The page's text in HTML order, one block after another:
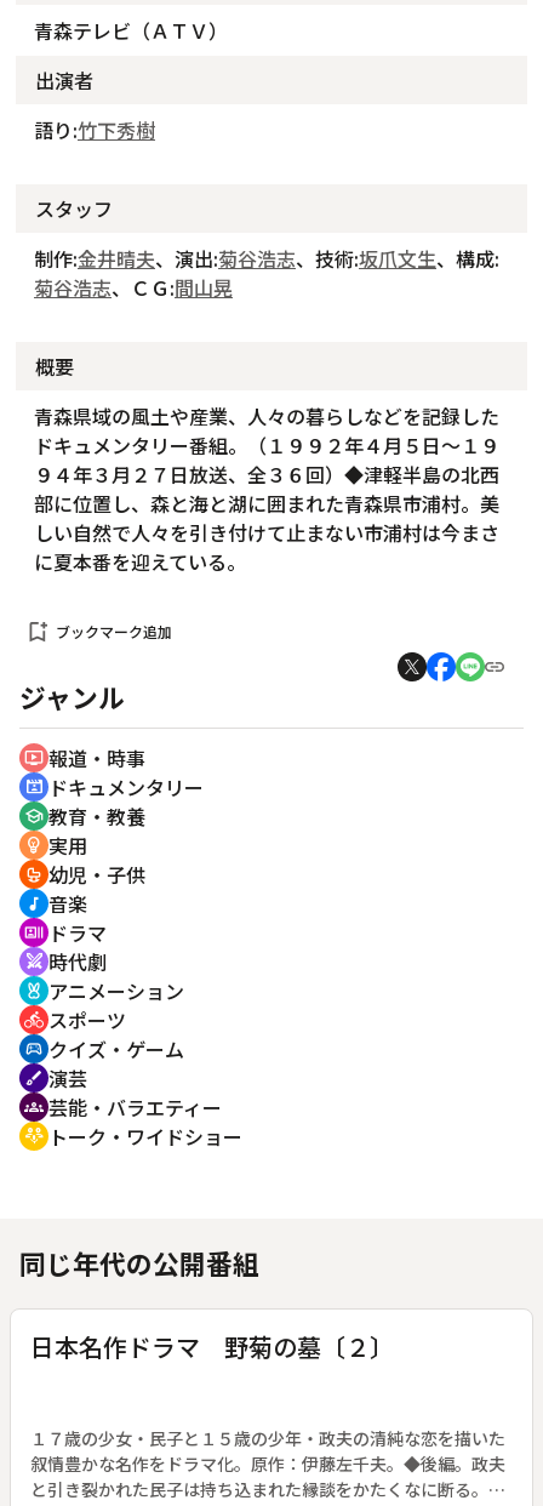
青森テレビ（ＡＴＶ）
出演者
語り:竹下秀樹
スタッフ
制作:金井晴夫、演出:菊谷浩志、技術:坂爪文生、構成:
菊谷浩志、ＣＧ:間山晃
概要
青森県域の風土や産業、人々の暮らしなどを記録した
ドキュメンタリー番組。（１９９２年４月５日～１９
９４年３月２７日放送、全３６回）◆津軽半島の北西
部に位置し、森と海と湖に囲まれた青森県市浦村。美
しい自然で人々を引き付けて止まない市浦村は今まさ
に夏本番を迎えている。
bookmark_add ブックマーク追加
ジャンル
ondemand_video 報道・時事
cinematic_blur ドキュメンタリー
school 教育・教養
emoji_objects 実用
crib 幼児・子供
music_note 音楽
recent_actors ドラマ
swords 時代劇
cruelty_free アニメーション
directions_bike スポーツ
sports_esports クイズ・ゲーム
brush 演芸
groups 芸能・バラエティー
adaptive_audio_mic トーク・ワイドショー
同じ年代の公開番組
日本名作ドラマ 野菊の墓〔２〕
１７歳の少女・民子と１５歳の少年・政夫の清純な恋を描いた
叙情豊かな名作をドラマ化。原作：伊藤左千夫。◆後編。政夫
と引き裂かれた民子は持ち込まれた縁談をかたくなに断る。民